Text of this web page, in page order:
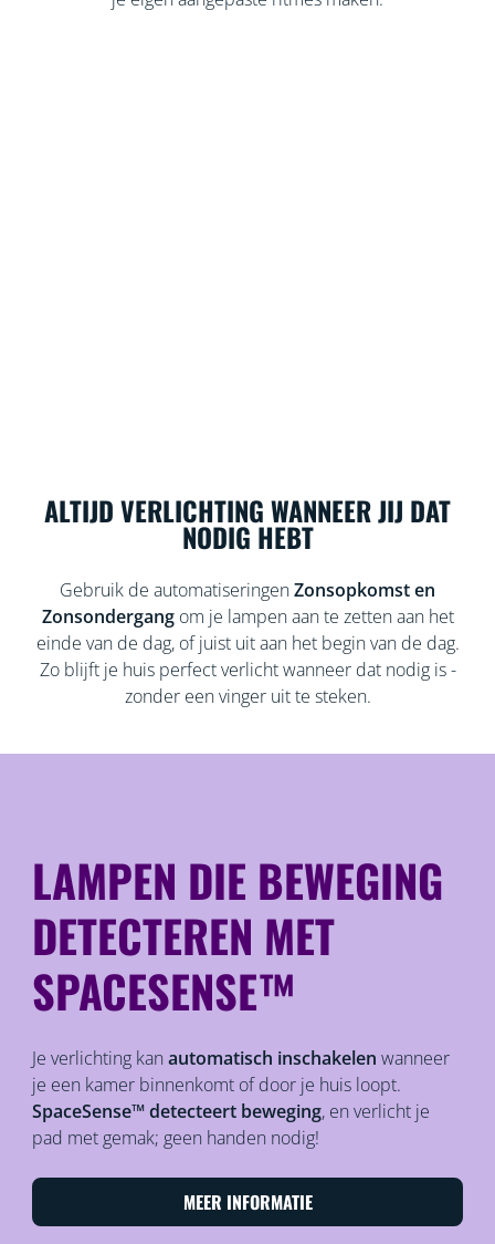
ALTIJD VERLICHTING WANNEER JIJ DAT
NODIG HEBT
Gebruik de automatiseringenZonsopkomst en
Zonsondergangom je lampen aan te zetten aan het
einde van de dag, of juist uit aan het begin van de dag.
Zo blijft je huis perfect verlicht wanneer dat nodig is -
zonder een vinger uit te steken.
LAMPEN DIE BEWEGING
DETECTEREN MET
SPACESENSE™
Je verlichting kan automatisch inschakelen wanneer
je een kamer binnenkomt of door je huis loopt.
SpaceSense™ detecteert beweging, en verlicht je
pad met gemak; geen handen nodig!
MEER INFORMATIE